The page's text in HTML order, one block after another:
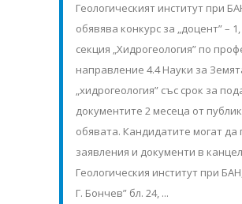
Геологическият институт при
обявява конкурс за „доцент” –
секция „Хидрогеология” по
направление 4.4 Науки за
„хидрогеология” със срок за
документите 2 месеца от
обявата. Кандидатите могат да
заявления и документи в
Геологическия институт при
Г. Бончев” бл. 24, ...